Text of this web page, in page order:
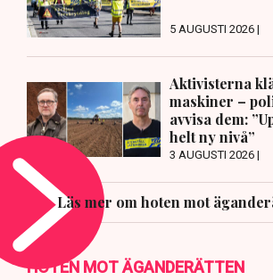
5 AUGUSTI 2026 |
Aktivisterna
maskiner –
avvisa dem:
helt ny nivå”
3 AUGUSTI 2026 |
Läs mer om hoten mot
HOTEN MOT ÄGANDERÄTTEN